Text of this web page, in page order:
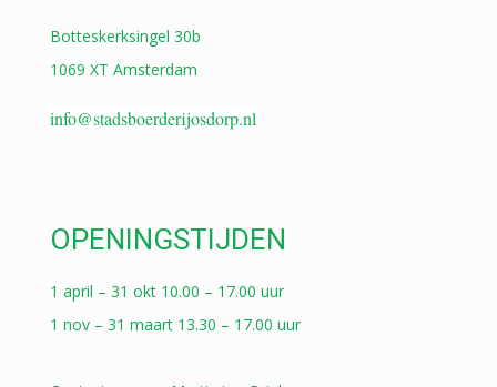
Botteskerksingel 30b
1069 XT Amsterdam
info@stadsboerderijosdorp.nl
OPENINGSTIJDEN
1 april – 31 okt 10.00 – 17.00 uur
1 nov – 31 maart 13.30 – 17.00 uur